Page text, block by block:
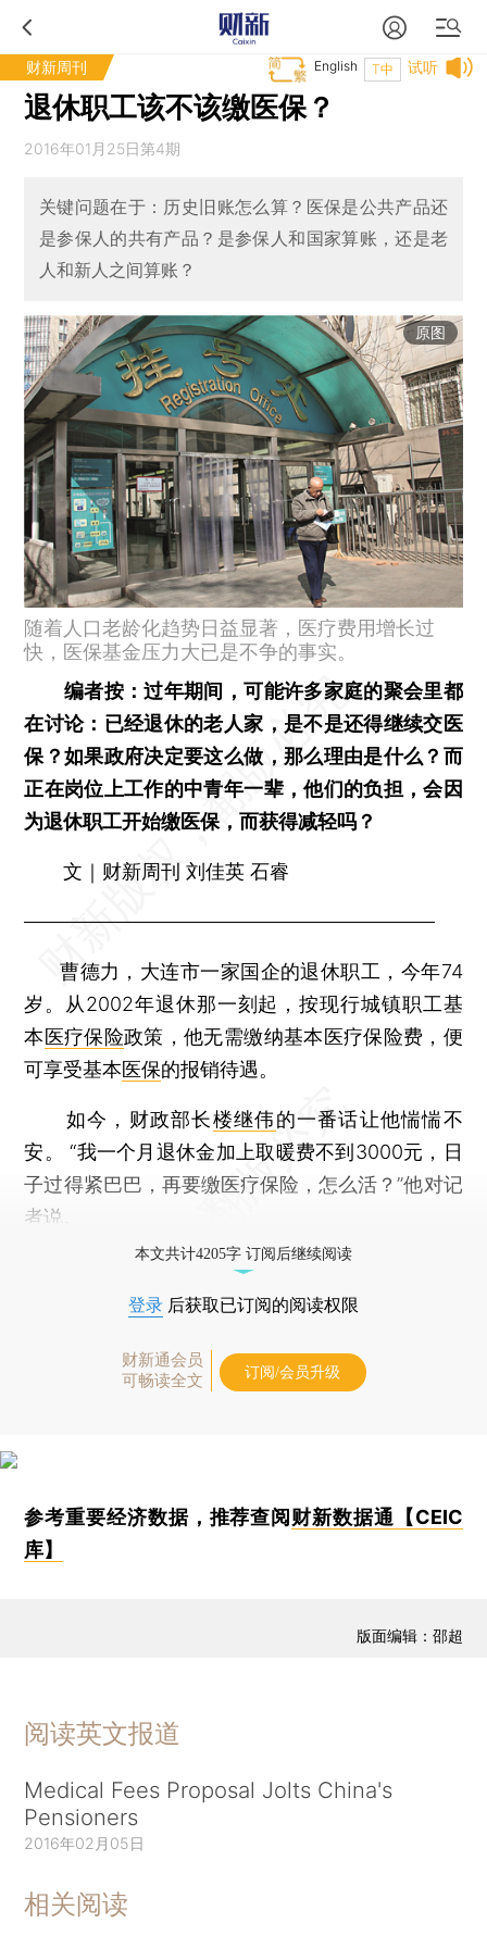
财新周刊 试听
T中
English
退休职工该不该缴医保？
2016年01月25日第4期
关键问题在于：历史旧账怎么算？医保是公共产品还
是参保人的共有产品？是参保人和国家算账，还是老
人和新人之间算账？
原图
随着人口老龄化趋势日益显著，医疗费用增长过
快，医保基金压力大已是不争的事实。
编者按：过年期间，可能许多家庭的聚会里都
在讨论：已经退休的老人家，是不是还得继续交医
保？如果政府决定要这么做，那么理由是什么？而
正在岗位上工作的中青年一辈，他们的负担，会因
为退休职工开始缴医保，而获得减轻吗？
文｜财新周刊 刘佳英 石睿
—————————————————————
曹德力，大连市一家国企的退休职工，今年74
岁。从2002年退休那一刻起，按现行城镇职工基
本医疗保险政策，他无需缴纳基本医疗保险费，便
可享受基本医保的报销待遇。
如今，财政部长楼继伟的一番话让他惴惴不
安。 “我一个月退休金加上取暖费不到3000元，日
子过得紧巴巴，再要缴医疗保险，怎么活？”他对记
者说。
本文共计4205字 订阅后继续阅读
登录 后获取已订阅的阅读权限
财新通会员
可畅读全文
订阅/会员升级
参考重要经济数据，推荐查阅财新数据通【CEIC
库】
版面编辑：邵超
阅读英文报道
Medical Fees Proposal Jolts China's
Pensioners
2016年02月05日
相关阅读